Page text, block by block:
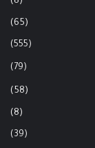
(65)
(555)
(79)
(58)
(8)
(39)